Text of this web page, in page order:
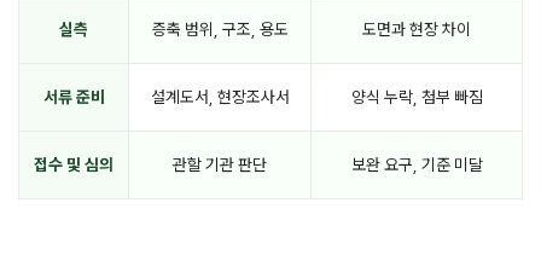
실측 증축 범위, 구조, 용도 도면과 현장 차이
서류 준비 설계도서, 현장조사서 양식 누락, 첨부 빠짐
접수 및 심의 관할 기관 판단 보완 요구, 기준 미달